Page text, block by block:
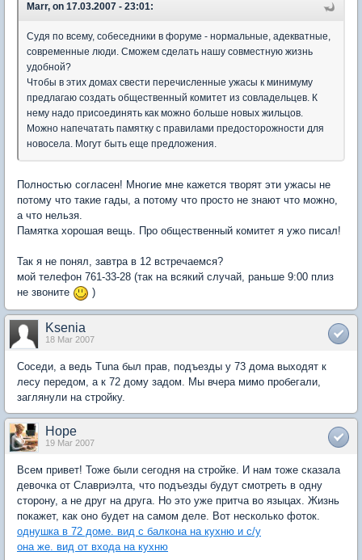
Marr, on 17.03.2007 - 23:01:
Судя по всему, собеседники в форуме - нормальные, адекватные,
современные люди. Сможем сделать нашу совместную жизнь
удобной?
Чтобы в этих домах свести перечисленные ужасы к минимуму
предлагаю создать общественный комитет из совладельцев. К
нему надо присоединять как можно больше новых жильцов.
Можно напечатать памятку с правилами предосторожности для
новосела. Могут быть еще предложения.
Полностью согласен! Многие мне кажется творят эти ужасы не
потому что такие гады, а потому что просто не знают что можно,
а что нельзя.
Памятка хорошая вещь. Про общественный комитет я ужо писал!
Так я не понял, завтра в 12 встречаемся?
мой телефон 761-33-28 (так на всякий случай, раньше 9:00 плиз
не звоните
)
Ksenia
18 Mar 2007
Соседи, а ведь Tuna был прав, подъезды у 73 дома выходят к
лесу передом, а к 72 дому задом. Мы вчера мимо пробегали,
заглянули на стройку.
Hope
19 Mar 2007
Всем привет! Тоже были сегодня на стройке. И нам тоже сказала
девочка от Славриэлта, что подъезды будут смотреть в одну
сторону, а не друг на друга. Но это уже притча во языцах. Жизнь
покажет, как оно будет на самом деле. Вот несколько фоток.
однушка в 72 доме. вид с балкона на кухню и с/у
она же. вид от входа на кухню